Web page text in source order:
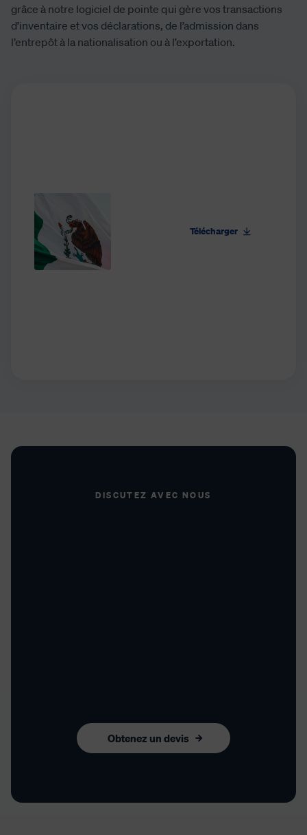
grâce à notre logiciel de pointe qui gère vos transactions
d’inventaire et vos déclarations, de l’admission dans
l’entrepôt à la nationalisation ou à l’exportation.
Télécharger
DISCUTEZ AVEC NOUS
Obtenez un devis